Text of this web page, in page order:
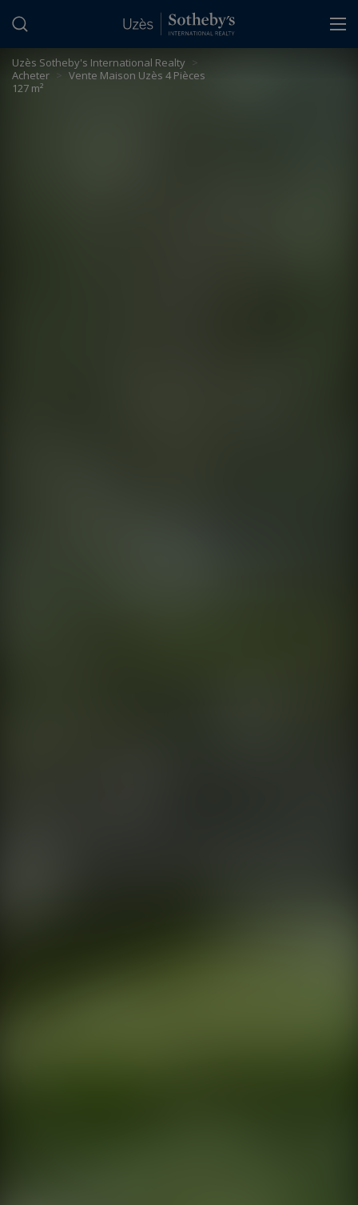
Uzès Sotheby's International Realty >
Acheter > Vente Maison Uzès 4 Pièces
127 m²